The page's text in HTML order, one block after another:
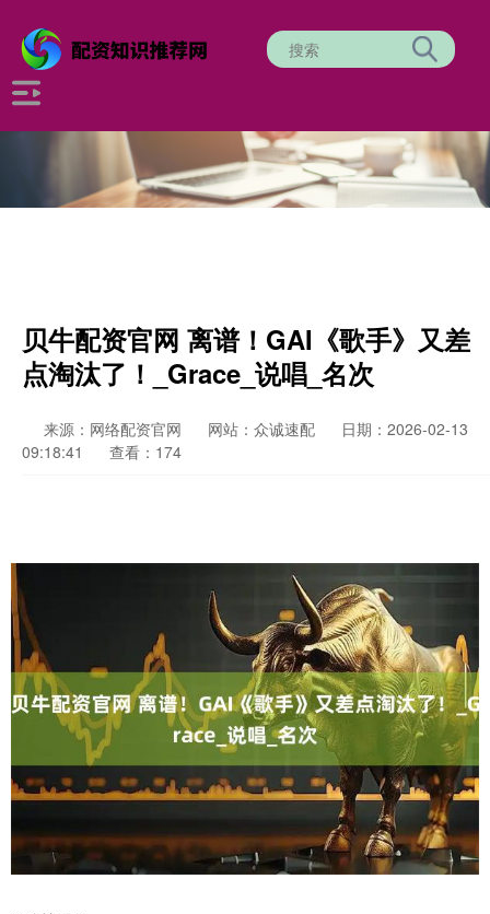
贝牛配资官网 离谱！GAI《歌手》又差
点淘汰了！_Grace_说唱_名次
来源：网络配资官网 网站：众诚速配
日期：2026-02-13
09:18:41
查看：174